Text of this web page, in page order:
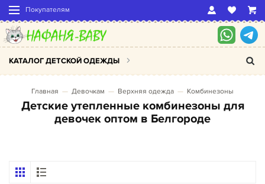
Покупателям
КАТАЛОГ ДЕТСКОЙ ОДЕЖДЫ
Главная Девочкам Верхняя одежда Комбинезоны
Детские утепленные комбинезоны для
девочек оптом в Белгороде